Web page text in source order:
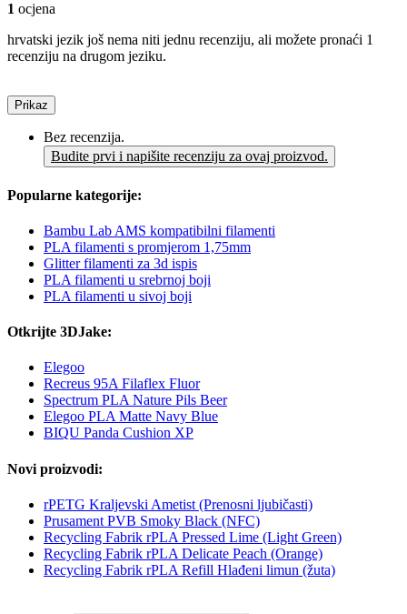
1 ocjena
hrvatski jezik još nema niti jednu recenziju, ali možete pronaći 1
recenziju na drugom jeziku.
Prikaz
Bez recenzija.
Budite prvi i napišite recenziju za ovaj proizvod.
Popularne kategorije:
Bambu Lab AMS kompatibilni filamenti
PLA filamenti s promjerom 1,75mm
Glitter filamenti za 3d ispis
PLA filamenti u srebrnoj boji
PLA filamenti u sivoj boji
Otkrijte 3DJake:
Elegoo
Recreus 95A Filaflex Fluor
Spectrum PLA Nature Pils Beer
Elegoo PLA Matte Navy Blue
BIQU Panda Cushion XP
Novi proizvodi:
rPETG Kraljevski Ametist (Prenosni ljubičasti)
Prusament PVB Smoky Black (NFC)
Recycling Fabrik rPLA Pressed Lime (Light Green)
Recycling Fabrik rPLA Delicate Peach (Orange)
Recycling Fabrik rPLA Refill Hlađeni limun (žuta)